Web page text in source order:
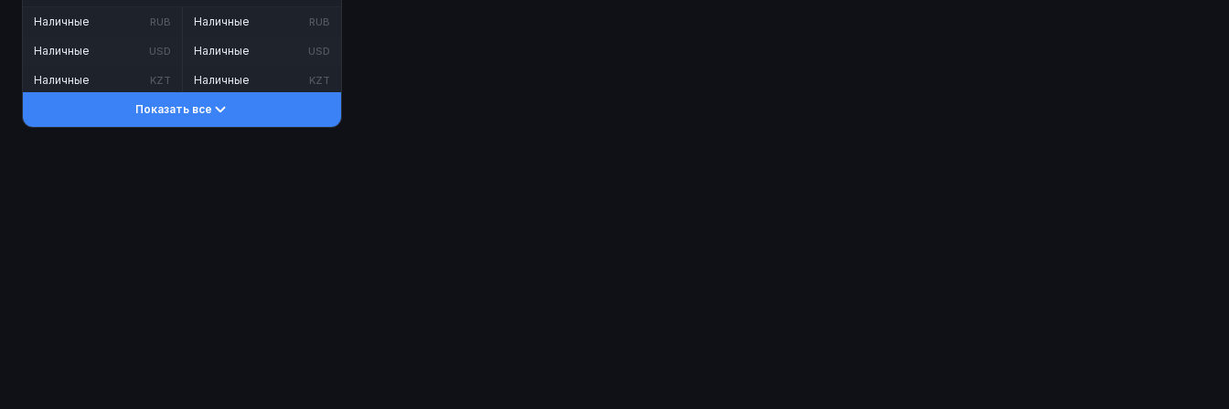
Наличные RUB
Наличные USD
Наличные KZT
Наличные RUB
Наличные USD
Наличные KZT
Показать все